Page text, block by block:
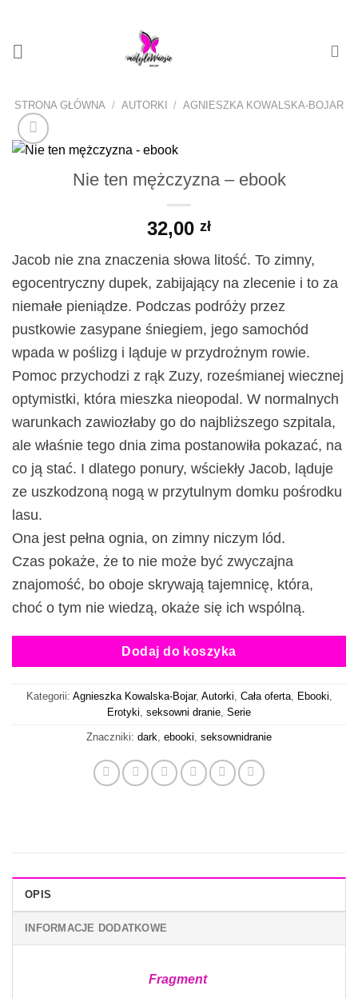
zawartości
STRONA GŁÓWNA / AUTORKI / AGNIESZKA KOWALSKA-BOJAR
Nie ten mężczyzna – ebook
32,00 zł
Jacob nie zna znaczenia słowa litość. To zimny,
egocentryczny dupek, zabijający na zlecenie i to za
niemałe pieniądze. Podczas podróży przez
pustkowie zasypane śniegiem, jego samochód
wpada w poślizg i ląduje w przydrożnym rowie.
Pomoc przychodzi z rąk Zuzy, roześmianej wiecznej
optymistki, która mieszka nieopodal. W normalnych
warunkach zawiozłaby go do najbliższego szpitala,
ale właśnie tego dnia zima postanowiła pokazać, na
co ją stać. I dlatego ponury, wściekły Jacob, ląduje
ze uszkodzoną nogą w przytulnym domku pośrodku
lasu.
Ona jest pełna ognia, on zimny niczym lód.
Czas pokaże, że to nie może być zwyczajna
znajomość, bo oboje skrywają tajemnicę, która,
choć o tym nie wiedzą, okaże się ich wspólną.
Dodaj do koszyka
Kategorii: Agnieszka Kowalska-Bojar, Autorki Cała oferta, Ebooki
Erotyki seksowni dranie Serie
Znaczniki: dark ebooki seksownidranie
OPIS
INFORMACJE DODATKOWE
Fragment